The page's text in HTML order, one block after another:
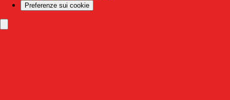
Preferenze sui cookie